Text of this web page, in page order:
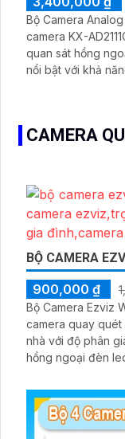
Bộ Camera
camera KX-
quan sát hồng ngoại
nổi bật với khả
CAMERA
BỘ CAMERA
900,000 ₫
Bộ Camera Ezviz
camera quay quét
nhà với độ phân
hồng ngoại đèn
lâu dài